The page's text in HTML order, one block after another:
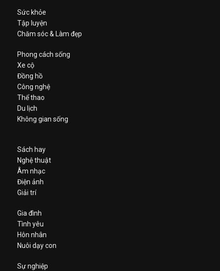
Sức khỏe
Tập luyện
Chăm sóc & Làm đẹp
Phong cách sống
Xe cộ
Đồng hồ
Công nghệ
Thể thao
Du lịch
Không gian sống
Sách hay
Nghệ thuật
Âm nhạc
Điện ảnh
Giải trí
Gia đình
Tình yêu
Hôn nhân
Nuôi dạy con
Sự nghiệp